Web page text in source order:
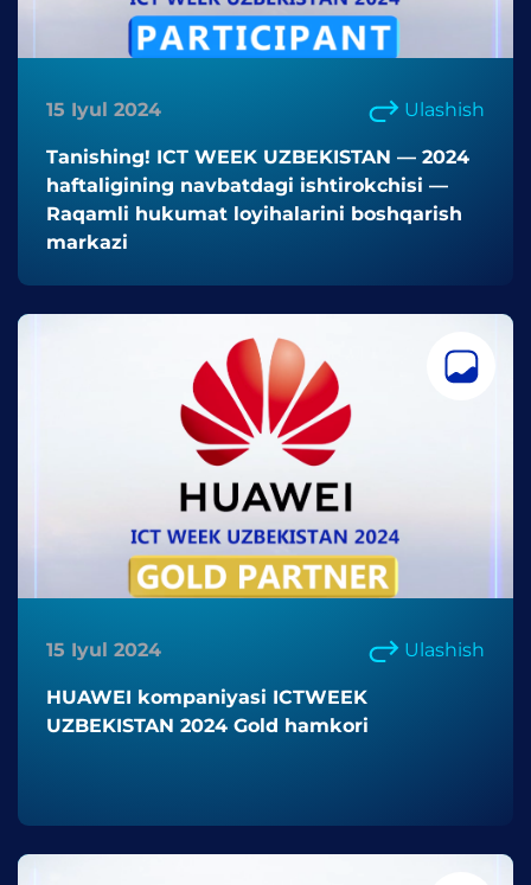
15 Iyul 2024 Ulashish
Tanishing! ICT WEEK UZBEKISTAN — 2024
haftaligining navbatdagi ishtirokchisi —
Raqamli hukumat loyihalarini boshqarish
markazi
15 Iyul 2024 Ulashish
HUAWEI kompaniyasi ICTWEEK
UZBEKISTAN 2024 Gold hamkori